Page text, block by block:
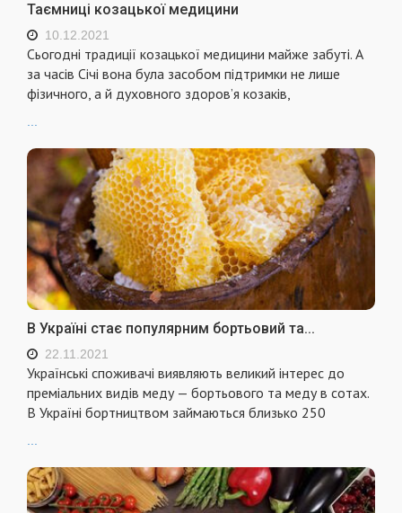
Таємниці козацької медицини
10.12.2021
Сьогодні традиції козацької медицини майже забуті. А
за часів Січі вона була засобом підтримки не лише
фізичного, а й духовного здоров’я козаків,
В Україні стає популярним бортьовий та...
22.11.2021
Українські споживачі виявляють великий інтерес до
преміальних видів меду — бортьового та меду в сотах.
В Україні бортництвом займаються близько 250
...